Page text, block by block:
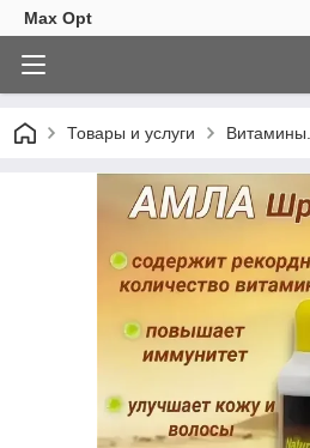
Max Opt
Товары и услуги